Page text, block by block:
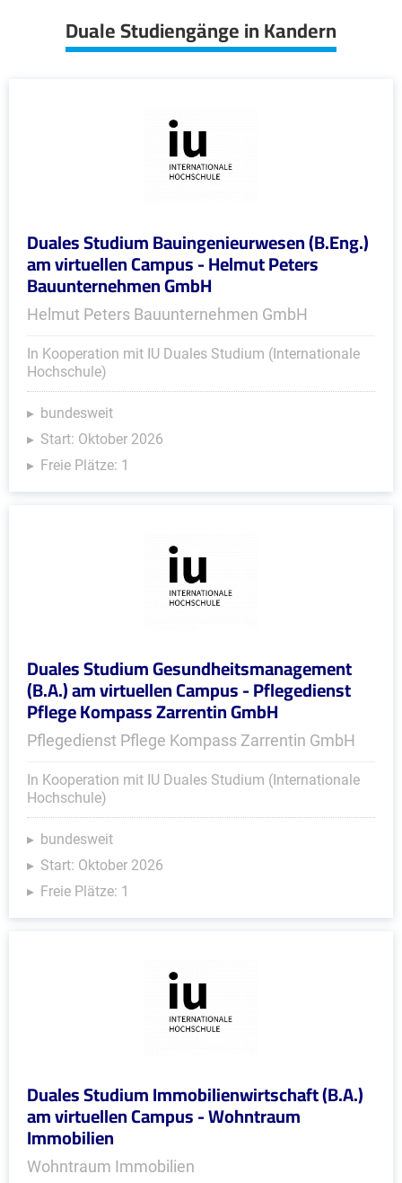
Duale Studiengänge in Kandern
Duales Studium Bauingenieurwesen (B.Eng.)
am virtuellen Campus - Helmut Peters
Bauunternehmen GmbH
Helmut Peters Bauunternehmen GmbH
In Kooperation mit IU Duales Studium (Internationale
Hochschule)
bundesweit
Start: Oktober 2026
Freie Plätze: 1
Duales Studium Gesundheitsmanagement
(B.A.) am virtuellen Campus - Pflegedienst
Pflege Kompass Zarrentin GmbH
Pflegedienst Pflege Kompass Zarrentin GmbH
In Kooperation mit IU Duales Studium (Internationale
Hochschule)
bundesweit
Start: Oktober 2026
Freie Plätze: 1
Duales Studium Immobilienwirtschaft (B.A.)
am virtuellen Campus - Wohntraum
Immobilien
Wohntraum Immobilien